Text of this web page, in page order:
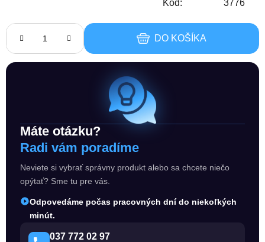
Kód:
3776
DO KOŠÍKA
Máte otázku?
Radi vám poradíme
Neviete si vybrať správny produkt alebo sa chcete niečo
opýtať? Sme tu pre vás.
Odpovedáme počas pracovných dní do niekoľkých
minút.
037 772 02 97